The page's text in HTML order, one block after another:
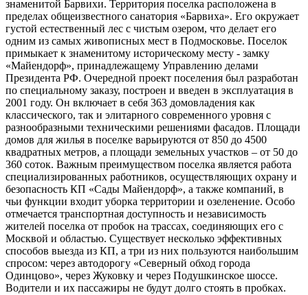
знаменитой Барвихи. Территория поселка расположена в
пределах общеизвестного санатория «Барвиха». Его окружает
густой естественный лес с чистым озером, что делает его
одним из самых живописных мест в Подмосковье. Поселок
примыкает к знаменитому историческому месту - замку
«Майендорф», принадлежащему Управлению делами
Президента РФ. Очередной проект поселения был разработан
по специальному заказу, построен и введен в эксплуатация в
2001 году. Он включает в себя 363 домовладения как
классического, так и элитарного современного уровня с
разнообразными техническими решениями фасадов. Площади
домов для жилья в поселке варьируются от 850 до 4500
квадратных метров, а площади земельных участков – от 50 до
360 соток. Важным преимуществом поселка является работа
специализированных работников, осуществляющих охрану и
безопасность КП «Сады Майендорф», а также компаний, в
чьи функции входит уборка территории и озеленение. Особо
отмечается транспортная доступность и независимость
жителей поселка от пробок на трассах, соединяющих его с
Москвой и областью. Существует несколько эффективных
способов выезда из КП, а три из них пользуются наибольшим
спросом: через автодорогу «Северный обход города
Одинцово», через Жуковку и через Подушкинское шоссе.
Водители и их пассажиры не будут долго стоять в пробках.